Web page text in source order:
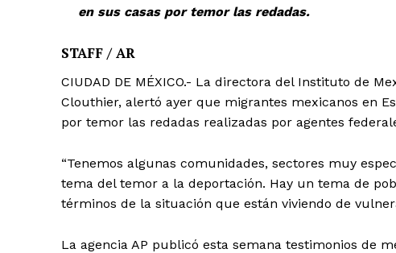
en sus casas por temor las redadas.
STAFF / AR
CIUDAD DE MÉXICO.- La directora del Instituto de
Clouthier, alertó ayer que migrantes mexicanos en
por temor las redadas realizadas por agentes
“Tenemos algunas comunidades, sectores muy
tema del temor a la deportación. Hay un tema de
términos de la situación que están viviendo de
La agencia AP publicó esta semana testimonios de